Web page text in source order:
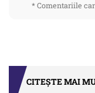
* Comentariile
CITEȘTE MAI